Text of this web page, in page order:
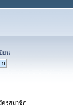
ยน
ครสมาชิก